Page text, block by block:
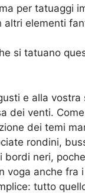
per tatuaggi
altri elementi
si tatuano
e alla
dei venti.
dei temi
rondini,
neri,
voga anche fra
tutto